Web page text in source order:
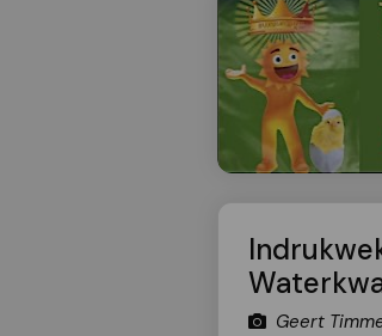
Geert